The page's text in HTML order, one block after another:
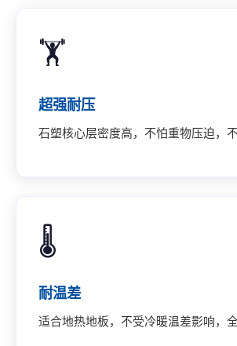
🏋️
超强耐压
石塑核心层密度高，不怕重物压迫，
🌡️
耐温差
适合地热地板，不受冷暖温差影响，全